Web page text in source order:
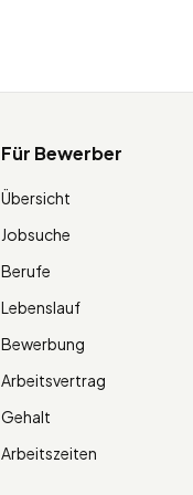
Für Bewerber
Übersicht
Jobsuche
Berufe
Lebenslauf
Bewerbung
Arbeitsvertrag
Gehalt
Arbeitszeiten